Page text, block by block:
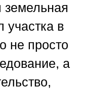
участка в
не просто
а